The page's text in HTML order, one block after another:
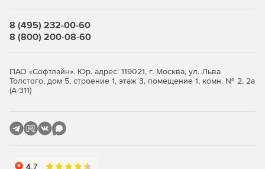
8 (495) 232-00-60
8 (800) 200-08-60
ПАО «Софтлайн». Юр. адрес: 119021, г. Москва, ул. Льва
Толстого, дом 5, строение 1, этаж 3, помещение 1, комн. № 2, 2а
(А-311)